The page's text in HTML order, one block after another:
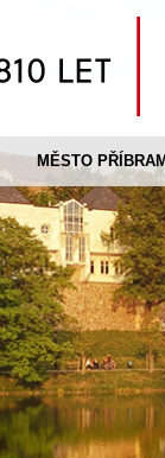
MĚSTO PŘÍBRAM